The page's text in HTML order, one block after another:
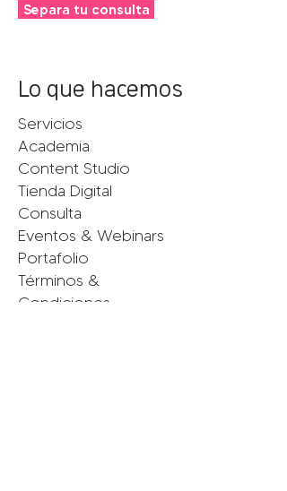
Separa tu consulta
Lo que hacemos
Servicios
Academia
Content Studio
Tienda Digital
Consulta
Eventos & Webinars
Portafolio
Términos &
Condiciones